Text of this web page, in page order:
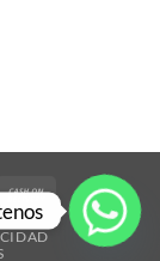
Cash
On
Delivery